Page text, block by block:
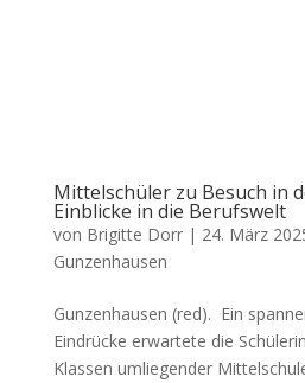
Mittelschüler zu Besuch in
Einblicke in die Berufswelt
von Brigitte Dorr| 24. März
Gunzenhausen
Gun­zen­hau­sen (red). Ein
Ein­drü­cke erwar­te­te die
Klas­sen umlie­gen­der